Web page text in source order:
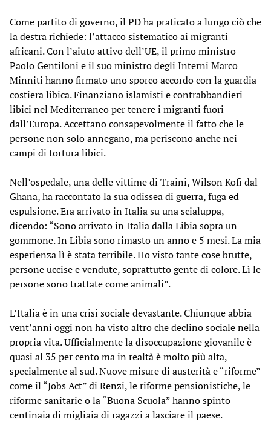
Come partito di governo, il PD ha praticato a lungo ciò che
la destra richiede: l’attacco sistematico ai migranti
africani. Con l’aiuto attivo dell’UE, il primo ministro
Paolo Gentiloni e il suo ministro degli Interni Marco
Minniti hanno firmato uno sporco accordo con la guardia
costiera libica. Finanziano islamisti e contrabbandieri
libici nel Mediterraneo per tenere i migranti fuori
dall’Europa. Accettano consapevolmente il fatto che le
persone non solo annegano, ma periscono anche nei
campi di tortura libici.
Nell’ospedale, una delle vittime di Traini, Wilson Kofi dal
Ghana, ha raccontato la sua odissea di guerra, fuga ed
espulsione. Era arrivato in Italia su una scialuppa,
dicendo: “Sono arrivato in Italia dalla Libia sopra un
gommone. In Libia sono rimasto un anno e 5 mesi. La mia
esperienza lì è stata terribile. Ho visto tante cose brutte,
persone uccise e vendute, soprattutto gente di colore. Lì le
persone sono trattate come animali”.
L’Italia è in una crisi sociale devastante. Chiunque abbia
vent’anni oggi non ha visto altro che declino sociale nella
propria vita. Ufficialmente la disoccupazione giovanile è
quasi al 35 per cento ma in realtà è molto più alta,
specialmente al sud. Nuove misure di austerità e “riforme”
come il “Jobs Act” di Renzi, le riforme pensionistiche, le
riforme sanitarie o la “Buona Scuola” hanno spinto
centinaia di migliaia di ragazzi a lasciare il paese.